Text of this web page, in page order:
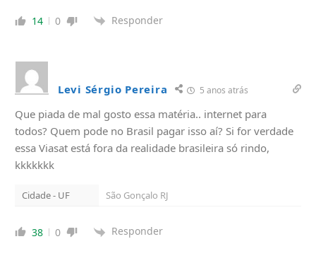
14 0 Responder
Levi Sérgio Pereira 5 anos atrás
Que piada de mal gosto essa matéria.. internet para
todos? Quem pode no Brasil pagar isso aí? Si for verdade
essa Viasat está fora da realidade brasileira só rindo,
kkkkkkk
Cidade - UF São Gonçalo RJ
38 0 Responder